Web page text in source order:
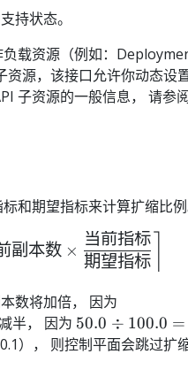
持状态。
载资源（例如：
资源，该接口允许你动态设
子资源的一般信息， 请参
和期望指标来计算扩缩比例
副本数 ×
期望指标
当前指标
数将加倍， 因为
200.0
\div
半， 因为 {
50.0
50.0 ÷ 100.0 =
）， 则控制平面会跳过扩